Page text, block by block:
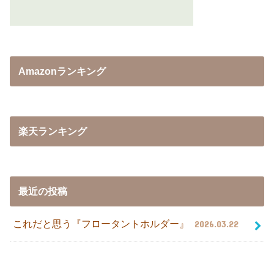
Amazonランキング
楽天ランキング
最近の投稿
これだと思う『フロータントホルダー』 2026.03.22